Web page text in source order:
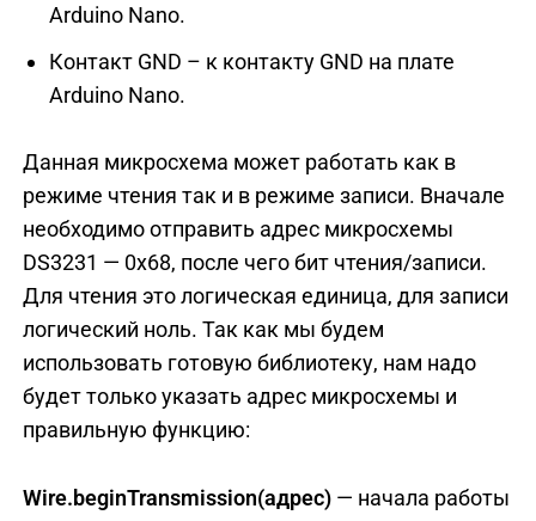
Arduino Nano.
Контакт GND – к контакту GND на плате
Arduino Nano.
Данная микросхема может работать как в
режиме чтения так и в режиме записи. Вначале
необходимо отправить адрес микросхемы
DS3231 — 0x68, после чего бит чтения/записи.
Для чтения это логическая единица, для записи
логический ноль. Так как мы будем
использовать готовую библиотеку, нам надо
будет только указать адрес микросхемы и
правильную функцию:
Wire.beginTransmission(адрес)— начала работы